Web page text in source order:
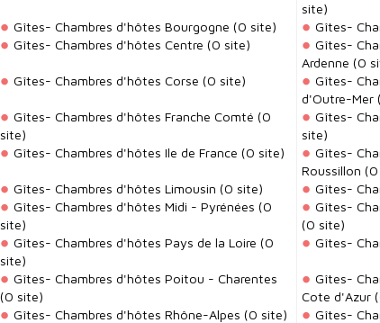
site)
Gîtes- Chambres d'hôtes Bourgogne (0 site) Gîtes-
Gîtes- Chambres d'hôtes Centre (0 site)
Gîtes-
Ardenne (0
Gîtes- Chambres d'hôtes Corse (0 site)
Gîtes-
d'Outre-Mer
Gîtes- Chambres d'hôtes Franche Comté (0
site)
Gîtes-
site)
Gîtes- Chambres d'hôtes Ile de France (0 site)
Gîtes-
Roussillon
Gîtes- Chambres d'hôtes Limousin (0 site) Gîtes-
Gîtes- Chambres d'hôtes Midi - Pyrénées (0
site)
Gîtes-
(0 site)
Gîtes- Chambres d'hôtes Pays de la Loire (0
site)
Gîtes-
Gîtes- Chambres d'hôtes Poitou - Charentes
(0 site)
Gîtes-
Cote d'Azur
Gîtes- Chambres d'hôtes Rhône-Alpes (0 site)
Gîtes-